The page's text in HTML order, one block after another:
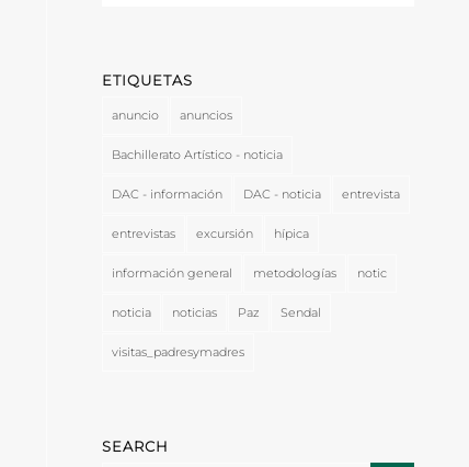
ETIQUETAS
anuncio anuncios
Bachillerato Artístico - noticia
DAC - información DAC - noticia entrevista
entrevistas excursión hípica
información general metodologías notic
noticia noticias Paz Sendal
visitas_padresymadres
SEARCH